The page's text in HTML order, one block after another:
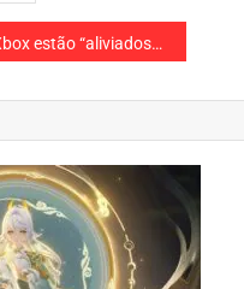
com a saída da Sarah Bond